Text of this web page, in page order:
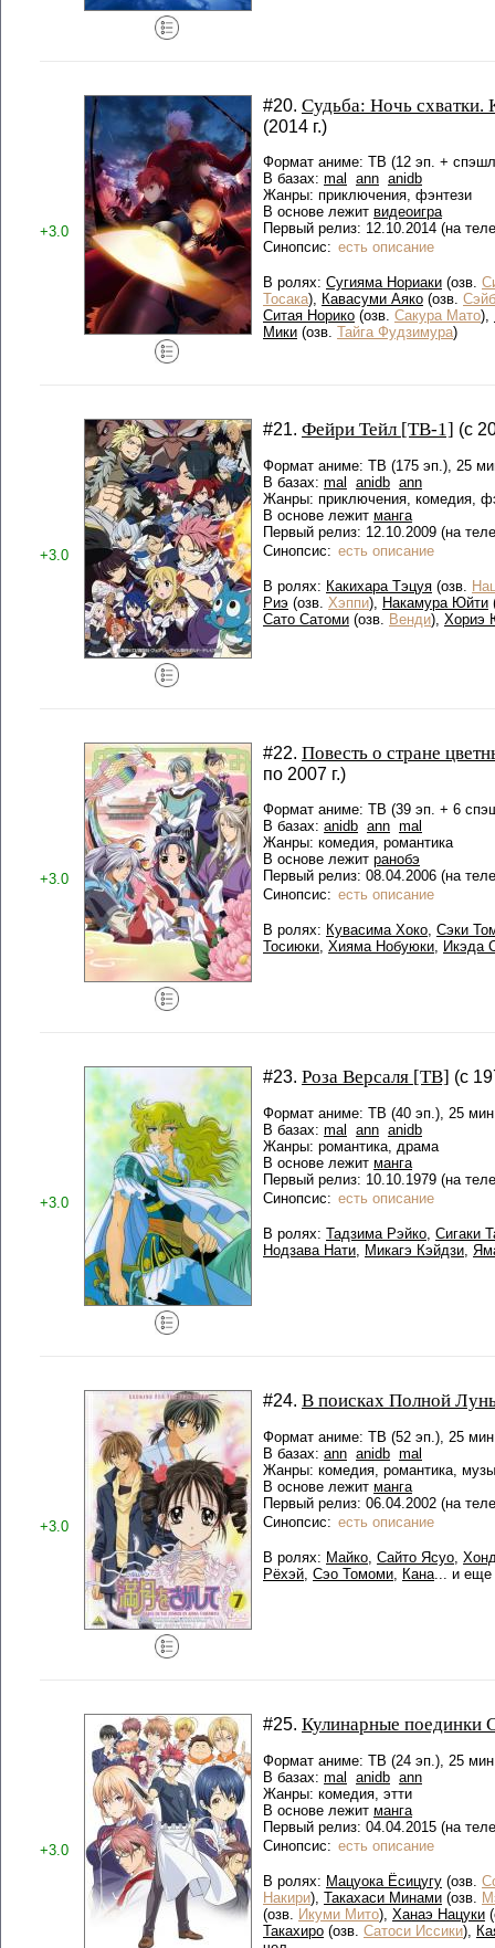
+3.0
#20. Судьба: Ночь схватки.
(2014 г.)
Формат аниме: ТВ (12 эп. +
В базах: mal ann anidb
Жанры: приключения, фэнтези
В основе лежит видеоигра
Первый релиз: 12.10.2014 (на
Синопсис: есть описание
В ролях: Сугияма Нориаки (озв.
Тосака), Кавасуми Аяко (озв.
Ситая Норико (озв. Сакура Мато),
Мики (озв. Тайга Фудзимура)
+3.0
#21. Фейри Тейл [ТВ-1] (с
Формат аниме: ТВ (175 эп.), 25
В базах: mal anidb ann
Жанры: приключения, комедия,
В основе лежит манга
Первый релиз: 12.10.2009 (на
Синопсис: есть описание
В ролях: Какихара Тэцуя (озв.
Риэ (озв. Хэппи), Накамура Юйти
Сато Сатоми (озв. Венди), Хориэ
+3.0
#22. Повесть о стране
по 2007 г.)
Формат аниме: ТВ (39 эп. + 6
В базах: anidb ann mal
Жанры: комедия, романтика
В основе лежит ранобэ
Первый релиз: 08.04.2006 (на
Синопсис: есть описание
В ролях: Кувасима Хоко, Сэки
Тосиюки, Хияма Нобуюки, Икэда
+3.0
#23. Роза Версаля [ТВ] (с
Формат аниме: ТВ (40 эп.), 25
В базах: mal ann anidb
Жанры: романтика, драма
В основе лежит манга
Первый релиз: 10.10.1979 (на
Синопсис: есть описание
В ролях: Тадзима Рэйко, Сигаки
Нодзава Нати, Микагэ Кэйдзи,
+3.0
#24. В поисках Полной
Формат аниме: ТВ (52 эп.), 25
В базах: ann anidb mal
Жанры: комедия, романтика,
В основе лежит манга
Первый релиз: 06.04.2002 (на
Синопсис: есть описание
В ролях: Майко, Сайто Ясуо,
Рёхэй, Сэо Томоми, Кана... и еще
+3.0
#25. Кулинарные
Формат аниме: ТВ (24 эп.), 25
В базах: mal anidb ann
Жанры: комедия, этти
В основе лежит манга
Первый релиз: 04.04.2015 (на
Синопсис: есть описание
В ролях: Мацуока Ёсицугу (озв.
Накири), Такахаси Минами (озв.
(озв. Икуми Мито), Ханаэ Нацуки
Такахиро (озв. Сатоси Иссики),